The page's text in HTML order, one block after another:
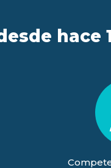
hace